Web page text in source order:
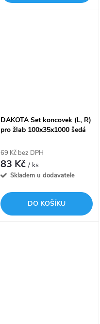
DAKOTA Set koncovek (L, R)
pro žlab 100x35x1000 šedá
69 Kč bez DPH
83 Kč/ ks
Skladem u dodavatele
DO KOŠÍKU